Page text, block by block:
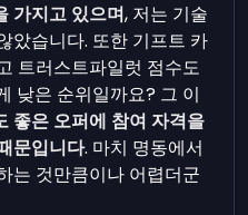
가지고 있으며, 저는 기술
았습니다. 또한 기프트 카
트러스트파일럿 점수도
낮은 순위일까요? 그 이
좋은 오퍼에 참여 자격을
문입니다. 마치 명동에서
는 것만큼이나 어렵더군